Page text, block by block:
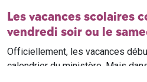
Les vacances scolaires
vendredi soir ou le
Officiellement, les vacances
calendrier du ministère. Mais